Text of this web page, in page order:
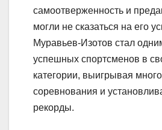
самоотверженность и
могли не сказаться на его
Муравьев-Изотов стал
успешных спортсменов в
категории, выигрывая
соревнования и
рекорды.